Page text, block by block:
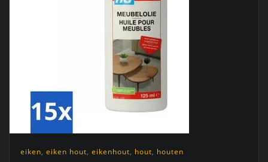
eiken, eiken hout, eikenhout, hout, houten